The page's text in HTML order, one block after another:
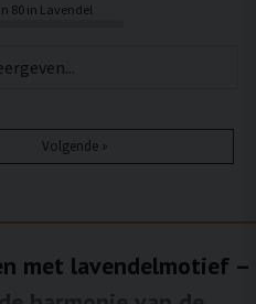
80 in Lavendel
Volgende »
met lavendelmotief –